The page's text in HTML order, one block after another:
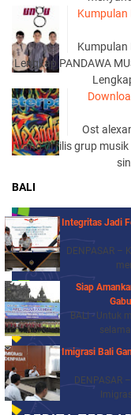
Kumpulan
Kumpulan
Lengkap PANDAWA
Ost
yang di rilis grup
BALI
Integritas Jadi
DENPASAR –
Siap
BALI - Untuk
Imigrasi Bali
DENPASAR